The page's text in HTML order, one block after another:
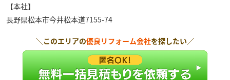
【本社】
長野県松本市今井松本道7155-74
＼このエリアの優良リフォーム会社を探したい／